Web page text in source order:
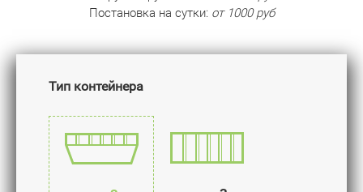
Постановка на сутки: от 1000 руб
Тип контейнера